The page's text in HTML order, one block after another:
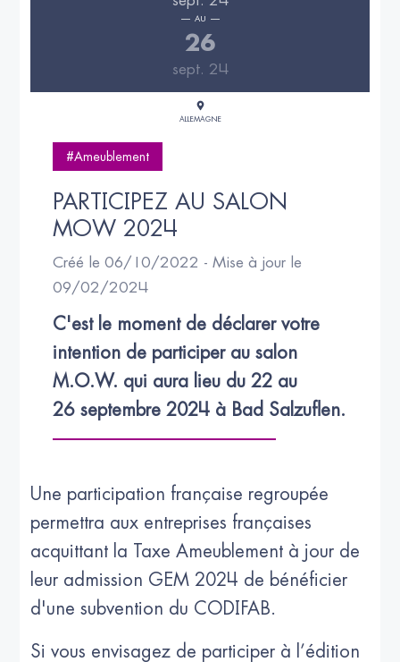
AU
26
sept. 24
ALLEMAGNE
#Ameublement
PARTICIPEZ AU SALON
MOW 2024
Créé le 06/10/2022 - Mise à jour le
09/02/2024
C'est le moment de déclarer votre
intention de participer au salon
M.O.W. qui aura lieu du 22 au
26 septembre 2024 à Bad Salzuflen.
Une participation française regroupée
permettra aux entreprises françaises
acquittant la Taxe Ameublement à jour de
leur admission GEM 2024 de bénéficier
d'une subvention du CODIFAB.
Si vous envisagez de participer à l’édition